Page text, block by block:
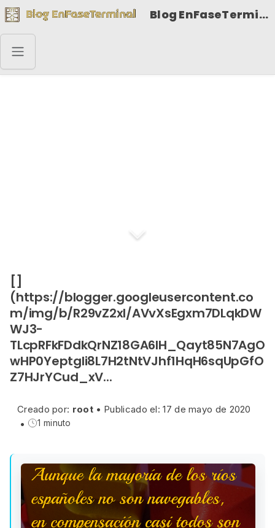
Blog EnFaseTerminal
[]
(https://blogger.googleusercontent.co
m/img/b/R29vZ2xl/AVvXsEgxm7DLqkDW
WJ3-
TLcpRFkFDdkQrNZ18GA6lH_Qayt85N7AgO
wHP0Yeptgli8L7H2tNtVJhf1HqH6sqUpGfO
Z7HJrYCud_xV...
Creado por: root • Publicado el: 17 de mayo de 2020
•
1 minuto